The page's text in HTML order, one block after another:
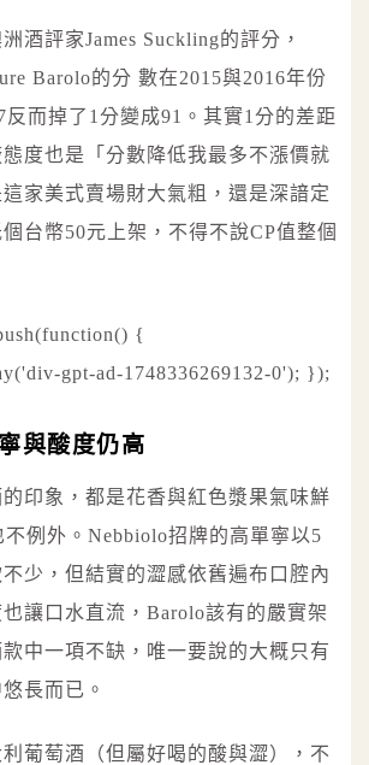
酒評家James Suckling的評分，
Barolo的分 數在2015與2016年份
反而掉了1分變成91。其實1分的差距
度也是「分數降低我最多不漲價就
家美式賣場財大氣粗，還是深諳定
台幣50元上架，不得不說CP值整個
{
gpt-ad-1748336269132-0'); });
與酸度仍高
印象，都是花香與紅色漿果氣味鮮
不例外。Nebbiolo招牌的高單寧以5
少，但結實的澀感依舊遍布口腔內
讓口水直流，Barolo該有的嚴實架
中一項不缺，唯一要說的大概只有
長而已。
葡萄酒（但屬好喝的酸與澀），不